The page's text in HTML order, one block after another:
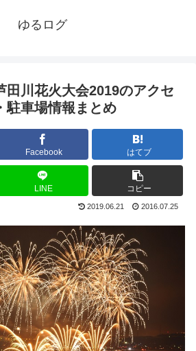
ゆるログ
田川花火大会2019のアクセ
駐車場情報まとめ
Facebook はてブ
LINE コピー
2019.06.21 2016.07.25